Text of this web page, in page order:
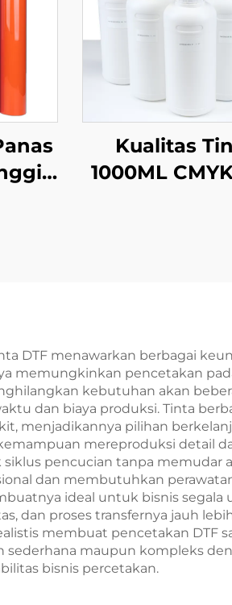
Kualitas
1000ML
DTF menawarkan berbagai
memungkinkan pencetakan
kebutuhan akan
dan biaya produksi. Tinta
menjadikannya pilihan
mereproduksi detail
pencucian tanpa memudar
dan membutuhkan
ideal untuk bisnis
dan proses transfernya jauh
membuat pencetakan DTF
sederhana maupun kompleks
bisnis percetakan.